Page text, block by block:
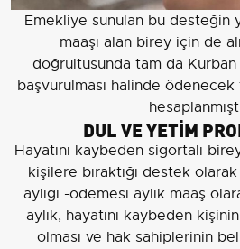
Emekliye sunulan bu desteğin
maaşı alan birey için de
doğrultusunda tam da Kurban
başvurulması halinde
DUL VE YETİM
Hayatını kaybeden sigortalı
kişilere bıraktığı destek
aylığı -ödemesi aylık maaş
aylık, hayatını kaybeden
olması ve hak sahiplerinin